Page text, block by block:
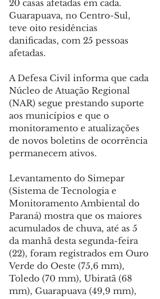
20 casas afetadas em cada.
Guarapuava, no Centro-Sul,
teve oito residências
danificadas, com 25 pessoas
afetadas.
A Defesa Civil informa que cada
Núcleo de Atuação Regional
(NAR) segue prestando suporte
aos municípios e que o
monitoramento e atualizações
de novos boletins de ocorrência
permanecem ativos.
Levantamento do Simepar
(Sistema de Tecnologia e
Monitoramento Ambiental do
Paraná) mostra que os maiores
acumulados de chuva, até as 5
da manhã desta segunda-feira
(22), foram registrados em Ouro
Verde do Oeste (75,6 mm),
Toledo (70 mm), Ubiratã (68
mm), Guarapuava (49,9 mm),